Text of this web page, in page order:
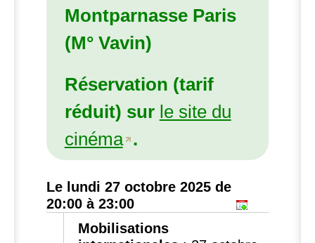
Montparnasse Paris
(M° Vavin)
Réservation (tarif
réduit) sur le site du
cinéma .
Le lundi 27 octobre 2025 de
20:00 à 23:00
Mobilisations